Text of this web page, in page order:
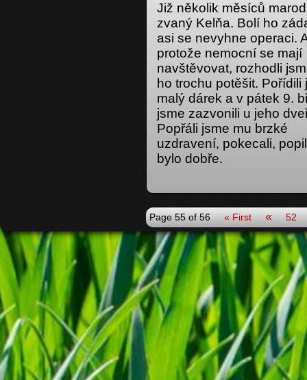
Již několik měsíců
zvaný Kelňa. Bolí ho
asi se nevyhne operaci.
protože nemocní se mají
navštěvovat, rozhodli
ho trochu potěšit. Pořídili
malý dárek a v pátek 9.
jsme zazvonili u jeho
Popřáli jsme mu brzké
uzdravení, pokecali,
bylo dobře.
Page 55 of 56 « First « 52